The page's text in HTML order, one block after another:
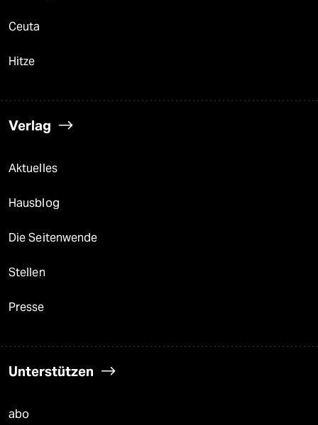
Ceuta
Hitze
Verlag
Aktuelles
Hausblog
Die Seitenwende
Stellen
Presse
Unterstützen
abo